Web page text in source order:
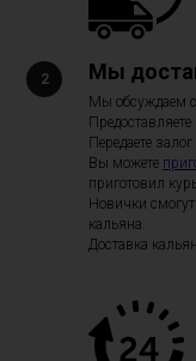
Мы
Мы обсуждаем
Передаете
Вы можете
приготовил
Новички
кальяна.
Доставка